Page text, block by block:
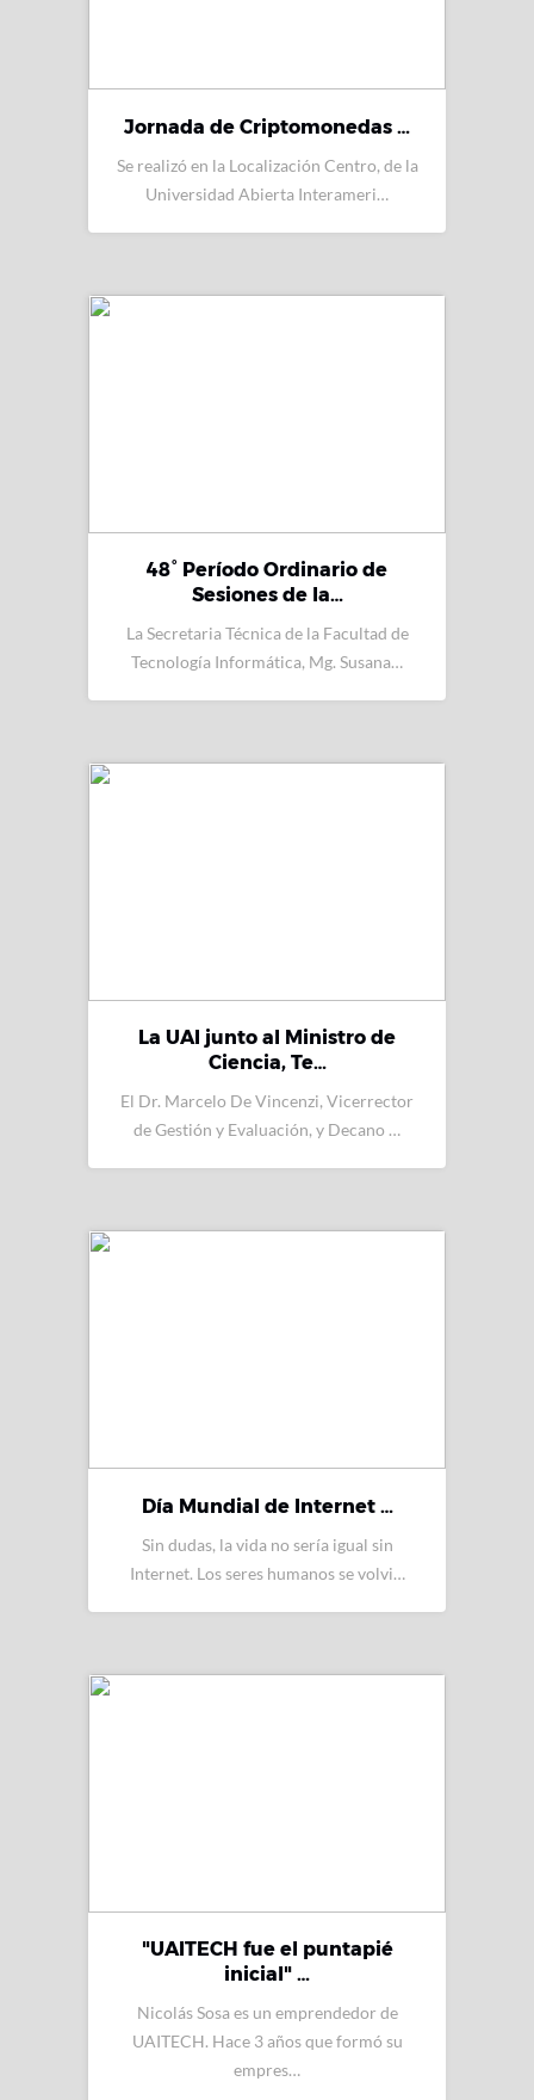
Jornada de Criptomonedas …
Se realizó en la Localización Centro, de la
Universidad Abierta Interameri…
48° Período Ordinario de
Sesiones de la…
La Secretaria Técnica de la Facultad de
Tecnología Informática, Mg. Susana…
La UAI junto al Ministro de
Ciencia, Te…
El Dr. Marcelo De Vincenzi, Vicerrector
de Gestión y Evaluación, y Decano …
Día Mundial de Internet …
Sin dudas, la vida no sería igual sin
Internet. Los seres humanos se volvi…
"UAITECH fue el puntapié
inicial" …
Nicolás Sosa es un emprendedor de
UAITECH. Hace 3 años que formó su
empres…